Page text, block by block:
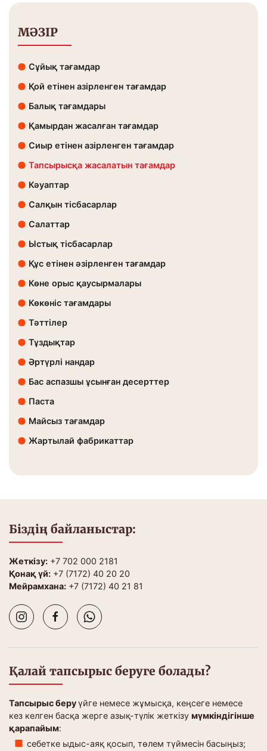
МӘЗІР
Сұйық тағамдар
Қой етінен азірленген тағамдар
Балық тағамдары
Қамырдан жасалған тағамдар
Сиыр етінен азірленген тағамдар
Тапсырысқа жасалатын тағамдар
Кәуаптар
Салқын тісбасарлар
Салаттар
Ыстық тісбасарлар
Құс етінен әзірленген тағамдар
Көне орыс қаусырмалары
Көкөніс тағамдары
Тәттілер
Тұздықтар
Әртүрлі нандар
Бас аспазшы ұсынған десерттер
Паста
Майсыз тағамдар
Жартылай фабрикаттар
Біздің байланыстар:
Жеткізу: +7 702 000 2181
Қонақ үй: +7 (7172) 40 20 20
Мейрамхана: +7 (7172) 40 21 81
Қалай тапсырыс беруге болады?
Тапсырыс беруүйге немесе жұмысқа, кеңсеге немесе
кез келген басқа жерге азық-түлік жеткізу мүмкіндігінше
қарапайым:
себетке ыдыс-аяқ қосып, төлем түймесін басыңыз;